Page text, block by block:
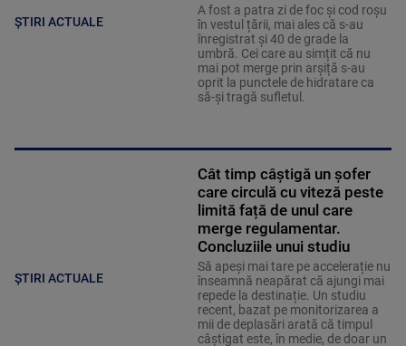
ȘTIRI ACTUALE
A fost a patra zi de foc și cod roșu
în vestul țării, mai ales că s-au
înregistrat și 40 de grade la
umbră. Cei care au simțit că nu
mai pot merge prin arșiță s-au
oprit la punctele de hidratare ca
să-și tragă sufletul.
ȘTIRI ACTUALE
Cât timp câștigă un șofer
care circulă cu viteză peste
limită față de unul care
merge regulamentar.
Concluziile unui studiu
Să apeși mai tare pe accelerație nu
înseamnă neapărat că ajungi mai
repede la destinație. Un studiu
recent, bazat pe monitorizarea a
mii de deplasări arată că timpul
câștigat este, în medie, de doar un